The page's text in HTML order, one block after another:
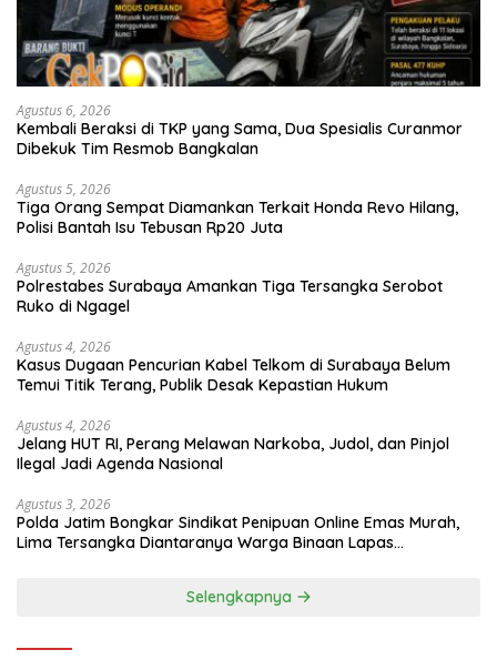
Agustus 6, 2026
Kembali Beraksi di TKP yang Sama, Dua Spesialis Curanmor
Dibekuk Tim Resmob Bangkalan
Agustus 5, 2026
Tiga Orang Sempat Diamankan Terkait Honda Revo Hilang,
Polisi Bantah Isu Tebusan Rp20 Juta
Agustus 5, 2026
Polrestabes Surabaya Amankan Tiga Tersangka Serobot
Ruko di Ngagel
Agustus 4, 2026
Kasus Dugaan Pencurian Kabel Telkom di Surabaya Belum
Temui Titik Terang, Publik Desak Kepastian Hukum
Agustus 4, 2026
Jelang HUT RI, Perang Melawan Narkoba, Judol, dan Pinjol
Ilegal Jadi Agenda Nasional
Agustus 3, 2026
Polda Jatim Bongkar Sindikat Penipuan Online Emas Murah,
Lima Tersangka Diantaranya Warga Binaan Lapas
Selengkapnya